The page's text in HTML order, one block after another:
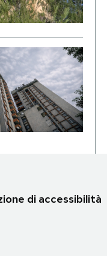
di accessibilità